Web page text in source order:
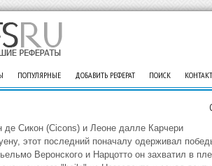
ПОПУЛЯРНЫЕ ДОБАВИТЬ РЕФЕРАТ ПОИСК
де Сикон (Cicons) и Леоне далле Карчери
этот последний поначалу одерживал
Веронского и Нарцотто он захватил в